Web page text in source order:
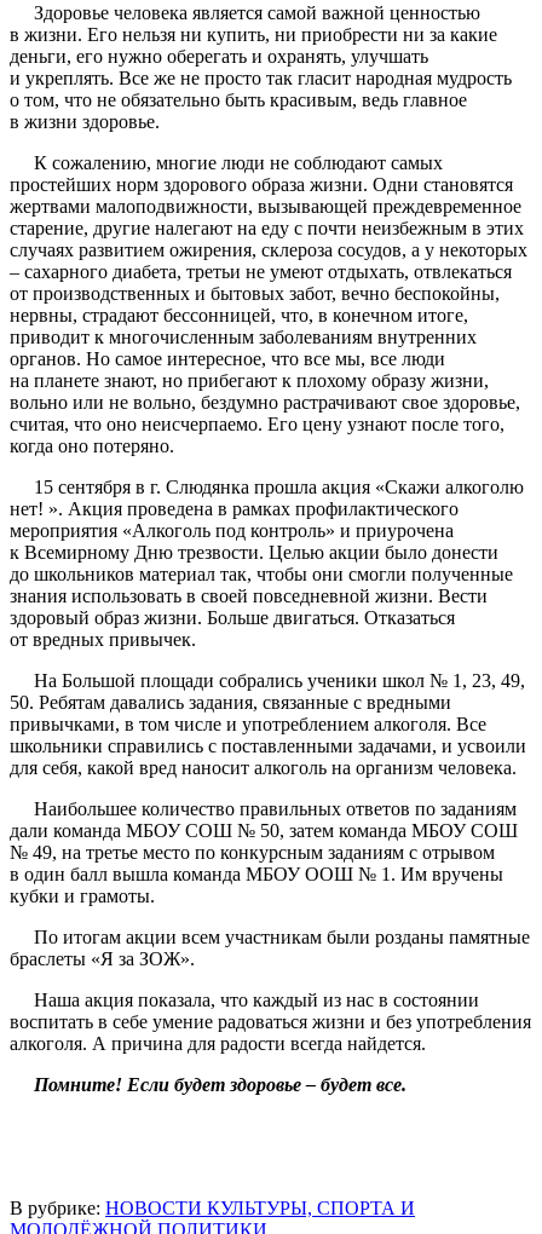
Здоровье человека является самой важной ценностью
в жизни. Его нельзя ни купить, ни приобрести ни за какие
деньги, его нужно оберегать и охранять, улучшать
и укреплять. Все же не просто так гласит народная мудрость
о том, что не обязательно быть красивым, ведь главное
в жизни здоровье.
К сожалению, многие люди не соблюдают самых
простейших норм здорового образа жизни. Одни становятся
жертвами малоподвижности, вызывающей преждевременное
старение, другие налегают на еду с почти неизбежным в этих
случаях развитием ожирения, склероза сосудов, а у некоторых
– сахарного диабета, третьи не умеют отдыхать, отвлекаться
от производственных и бытовых забот, вечно беспокойны,
нервны, страдают бессонницей, что, в конечном итоге,
приводит к многочисленным заболеваниям внутренних
органов. Но самое интересное, что все мы, все люди
на планете знают, но прибегают к плохому образу жизни,
вольно или не вольно, бездумно растрачивают свое здоровье,
считая, что оно неисчерпаемо. Его цену узнают после того,
когда оно потеряно.
15 сентября в г. Слюдянка прошла акция «Скажи алкоголю
нет! ». Акция проведена в рамках профилактического
мероприятия «Алкоголь под контроль» и приурочена
к Всемирному Дню трезвости. Целью акции было донести
до школьников материал так, чтобы они смогли полученные
знания использовать в своей повседневной жизни. Вести
здоровый образ жизни. Больше двигаться. Отказаться
от вредных привычек.
На Большой площади собрались ученики школ № 1, 23, 49,
50. Ребятам давались задания, связанные с вредными
привычками, в том числе и употреблением алкоголя. Все
школьники справились с поставленными задачами, и усвоили
для себя, какой вред наносит алкоголь на организм человека.
Наибольшее количество правильных ответов по заданиям
дали команда МБОУ СОШ № 50, затем команда МБОУ СОШ
№ 49, на третье место по конкурсным заданиям с отрывом
в один балл вышла команда МБОУ ООШ № 1. Им вручены
кубки и грамоты.
По итогам акции всем участникам были розданы памятные
браслеты «Я за ЗОЖ».
Наша акция показала, что каждый из нас в состоянии
воспитать в себе умение радоваться жизни и без употребления
алкоголя. А причина для радости всегда найдется.
Помните! Если будет здоровье – будет все.
В рубрике: НОВОСТИ КУЛЬТУРЫ, СПОРТА И
МОЛОДЁЖНОЙ ПОЛИТИКИ